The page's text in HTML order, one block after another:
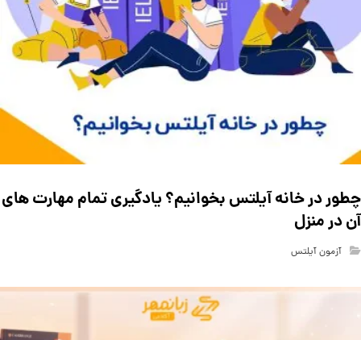
چطور در خانه آیلتس بخوانیم؟ یادگیری تمام مهارت های
آن در منزل
آزمون آیلتس